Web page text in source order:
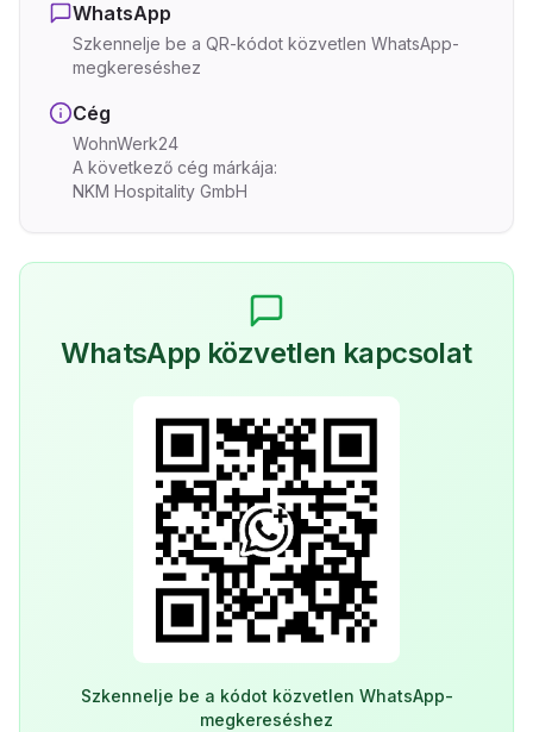
WhatsApp
Szkennelje be a QR-kódot közvetlen WhatsApp-
megkereséshez
Cég
WohnWerk24
A következő cég márkája:
NKM Hospitality GmbH
WhatsApp közvetlen kapcsolat
Szkennelje be a kódot közvetlen WhatsApp-
megkereséshez